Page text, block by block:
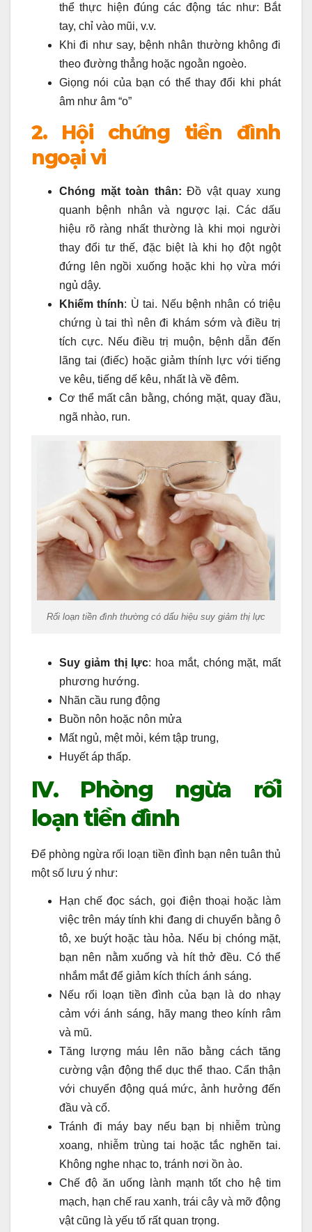
thể thực hiện đúng các động tác như: Bắt
tay, chỉ vào mũi, v.v.
Khi đi như say, bệnh nhân thường không đi
theo đường thẳng hoặc ngoằn ngoèo.
Giọng nói của bạn có thể thay đổi khi phát
âm như âm “o”
2. Hội chứng tiền đình
ngoại vi
Chóng mặt toàn thân: Đồ vật quay xung
quanh bệnh nhân và ngược lại. Các dấu
hiệu rõ ràng nhất thường là khi mọi người
thay đổi tư thế, đặc biệt là khi họ đột ngột
đứng lên ngồi xuống hoặc khi họ vừa mới
ngủ dậy.
Khiếm thính: Ù tai. Nếu bệnh nhân có triệu
chứng ù tai thì nên đi khám sớm và điều trị
tích cực. Nếu điều trị muộn, bệnh dẫn đến
lãng tai (điếc) hoặc giảm thính lực với tiếng
ve kêu, tiếng dế kêu, nhất là về đêm.
Cơ thể mất cân bằng, chóng mặt, quay đầu,
ngã nhào, run.
Rối loạn tiền đình thường có dấu hiệu suy giảm thị lực
Suy giảm thị lực: hoa mắt, chóng mặt, mất
phương hướng.
Nhãn cầu rung động
Buồn nôn hoặc nôn mửa
Mất ngủ, mệt mỏi, kém tập trung,
Huyết áp thấp.
IV. Phòng ngừa rối
loạn tiền đình
Để phòng ngừa rối loạn tiền đình bạn nên tuân thủ
một số lưu ý như:
Hạn chế đọc sách, gọi điện thoại hoặc làm
việc trên máy tính khi đang di chuyển bằng ô
tô, xe buýt hoặc tàu hỏa. Nếu bị chóng mặt,
bạn nên nằm xuống và hít thở đều. Có thể
nhắm mắt để giảm kích thích ánh sáng.
Nếu rối loạn tiền đình của bạn là do nhạy
cảm với ánh sáng, hãy mang theo kính râm
và mũ.
Tăng lượng máu lên não bằng cách tăng
cường vận động thể dục thể thao. Cẩn thận
với chuyển động quá mức, ảnh hưởng đến
đầu và cổ.
Tránh đi máy bay nếu bạn bị nhiễm trùng
xoang, nhiễm trùng tai hoặc tắc nghẽn tai.
Không nghe nhạc to, tránh nơi ồn ào.
Chế độ ăn uống lành mạnh tốt cho hệ tim
mạch, hạn chế rau xanh, trái cây và mỡ động
vật cũng là yếu tố rất quan trọng.